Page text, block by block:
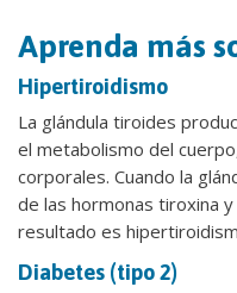
Aprenda más
Hipertiroidismo
La glándula tiroides
el metabolismo del
corporales. Cuando la
de las hormonas tiroxina
resultado es
Diabetes (tipo 2)